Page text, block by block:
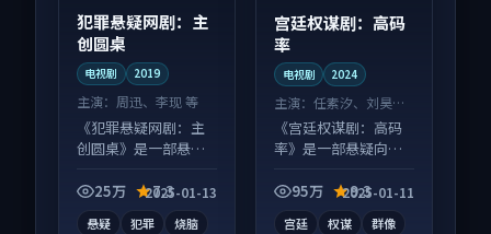
犯罪悬疑网剧：主
创圆桌
电视剧 2019
主演： 周迅、李现 等
《犯罪悬疑网剧：主
创圆桌》是一部悬疑
大屏端观看，细节更
25万 7.3
2025-01-13
悬疑 犯罪 烧脑
宫廷权谋剧：高码
率
电视剧 2024
主演：任素汐、刘昊然
等
《宫廷权谋剧：高码
率》是一部悬疑向电
层层推进，尾声常有
95万 9.3
2025-01-11
宫廷 权谋 群像